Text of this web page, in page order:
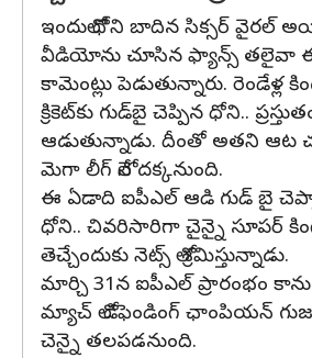
ఇందులో ధోని బాదిన సిక్సర్ వైరల్
వీడియోను చూసిన ఫ్యాన్స్ తలైవా
కామెంట్లు పెడుతున్నారు. రెండేళ్ల
క్రికెట్‌కు గుడ్‌బై చెప్పిన ధోని..
ఆడుతున్నాడు. దీంతో అతని ఆట
మెగా లీగ్ లోనే దక్కనుంది.
ఈ ఏడాది ఐపీఎల్ ఆడి గుడ్ బై
ధోని.. చివరిసారిగా చైన్నై సూపర్ కింగ్స్
తెచ్చేందుకు నెట్స్ లో శ్రమిస్తున్నాడు.
మార్చి 31న ఐపీఎల్ ప్రారంభం
మ్యాచ్ లో డిఫెండింగ్ ఛాంపియన్
చెన్నై తలపడనుంది.